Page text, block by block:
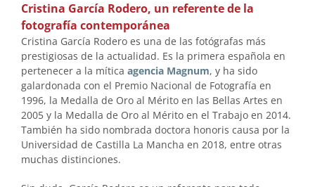
Cristina García Rodero, un referente de la
fotografía contemporánea
Cristina García Rodero es una de las fotógrafas más
prestigiosas de la actualidad. Es la primera española en
pertenecer a la mítica agencia Magnum, y ha sido
galardonada con el Premio Nacional de Fotografía en
1996, la Medalla de Oro al Mérito en las Bellas Artes en
2005 y la Medalla de Oro al Mérito en el Trabajo en 2014.
También ha sido nombrada doctora honoris causa por la
Universidad de Castilla La Mancha en 2018, entre otras
muchas distinciones.